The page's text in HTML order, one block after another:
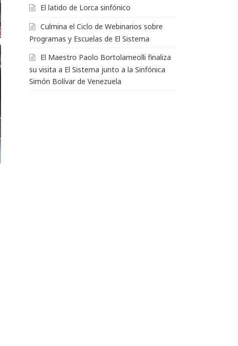
El latido de Lorca sinfónico
Culmina el Ciclo de Webinarios sobre
Programas y Escuelas de El Sistema
El Maestro Paolo Bortolameolli finaliza
su visita a El Sistema junto a la Sinfónica
Simón Bolívar de Venezuela